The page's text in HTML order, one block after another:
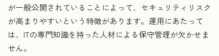
が一般公開されていることによって、セキュリティリスク
が高まりやすいという特徴があります。運用にあたって
は、ITの専門知識を持った人材による保守管理が欠かせま
せん。